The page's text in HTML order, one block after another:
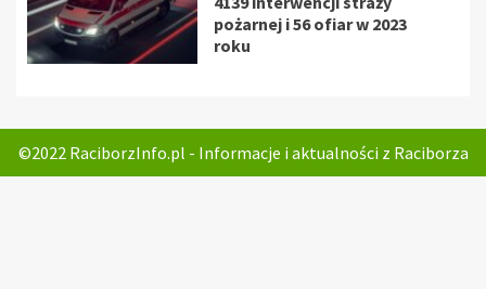
pożarnej i 56 ofiar w 2023
roku
©2022 RaciborzInfo.pl - Informacje i aktualności z Raciborza